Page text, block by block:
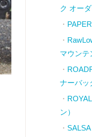
ク オーダ
マウンテ
ナーバッ
ン）
SALSA